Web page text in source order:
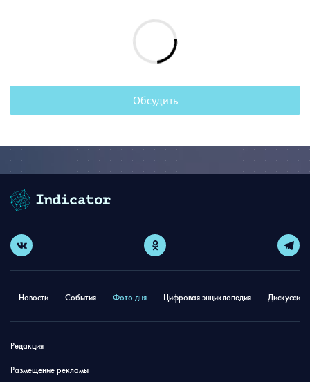
Обсудить
Новости События Фото дня Цифровая энциклопедия
Редакция
Размещение рекламы